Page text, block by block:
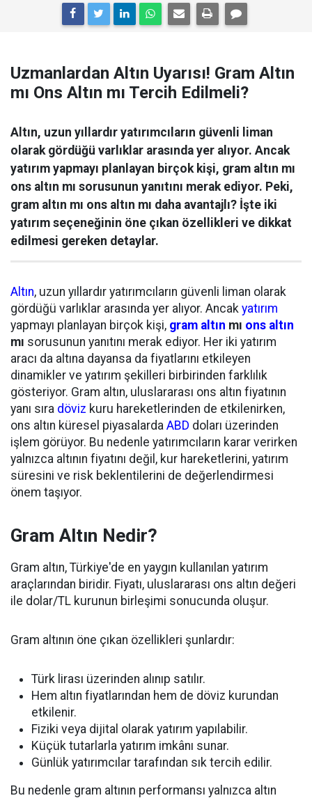
Uzmanlardan Altın Uyarısı! Gram Altın
mı Ons Altın mı Tercih Edilmeli?
Altın, uzun yıllardır yatırımcıların güvenli liman
olarak gördüğü varlıklar arasında yer alıyor. Ancak
yatırım yapmayı planlayan birçok kişi, gram altın mı
ons altın mı sorusunun yanıtını merak ediyor. Peki,
gram altın mı ons altın mı daha avantajlı? İşte iki
yatırım seçeneğinin öne çıkan özellikleri ve dikkat
edilmesi gereken detaylar.
Altın, uzun yıllardır yatırımcıların güvenli liman olarak
gördüğü varlıklar arasında yer alıyor. Ancak yatırım
yapmayı planlayan birçok kişi, gram altın mı ons altın
mı sorusunun yanıtını merak ediyor. Her iki yatırım
aracı da altına dayansa da fiyatlarını etkileyen
dinamikler ve yatırım şekilleri birbirinden farklılık
gösteriyor. Gram altın, uluslararası ons altın fiyatının
yanı sıra döviz kuru hareketlerinden de etkilenirken,
ons altın küresel piyasalarda ABD doları üzerinden
işlem görüyor. Bu nedenle yatırımcıların karar verirken
yalnızca altının fiyatını değil, kur hareketlerini, yatırım
süresini ve risk beklentilerini de değerlendirmesi
önem taşıyor.
Gram Altın Nedir?
Gram altın, Türkiye'de en yaygın kullanılan yatırım
araçlarından biridir. Fiyatı, uluslararası ons altın değeri
ile dolar/TL kurunun birleşimi sonucunda oluşur.
Gram altının öne çıkan özellikleri şunlardır:
Türk lirası üzerinden alınıp satılır.
Hem altın fiyatlarından hem de döviz kurundan
etkilenir.
Fiziki veya dijital olarak yatırım yapılabilir.
Küçük tutarlarla yatırım imkânı sunar.
Günlük yatırımcılar tarafından sık tercih edilir.
Bu nedenle gram altının performansı yalnızca altın